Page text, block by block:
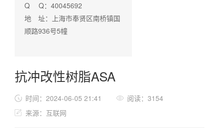
Q Q：40045692
地 址：上海市奉贤区南桥镇国
顺路936号5幢
抗冲改性树脂ASA
时间：2024-06-05 21:41
阅读：3154
来源：互联网